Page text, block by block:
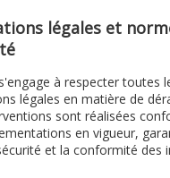
légales et
à respecter toutes
légales en matière de
sont réalisées
en vigueur,
et la conformité des